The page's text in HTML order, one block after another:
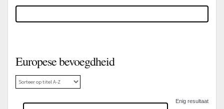
Europese bevoegdheid
Enig resultaat